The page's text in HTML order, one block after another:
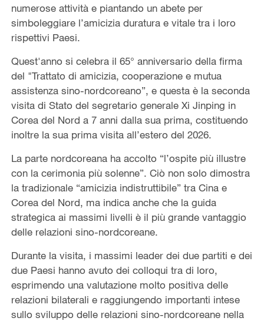
numerose attività e piantando un abete per
simboleggiare l’amicizia duratura e vitale tra i loro
rispettivi Paesi.
Quest'anno si celebra il 65° anniversario della firma
del "Trattato di amicizia, cooperazione e mutua
assistenza sino-nordcoreano”, e questa è la seconda
visita di Stato del segretario generale Xi Jinping in
Corea del Nord a 7 anni dalla sua prima, costituendo
inoltre la sua prima visita all’estero del 2026.
La parte nordcoreana ha accolto “l’ospite più illustre
con la cerimonia più solenne”. Ciò non solo dimostra
la tradizionale “amicizia indistruttibile” tra Cina e
Corea del Nord, ma indica anche che la guida
strategica ai massimi livelli è il più grande vantaggio
delle relazioni sino-nordcoreane.
Durante la visita, i massimi leader dei due partiti e dei
due Paesi hanno avuto dei colloqui tra di loro,
esprimendo una valutazione molto positiva delle
relazioni bilaterali e raggiungendo importanti intese
sullo sviluppo delle relazioni sino-nordcoreane nella